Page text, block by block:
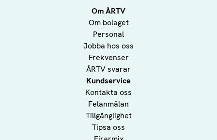
Om ÅRTV
Om bolaget
Personal
Jobba hos oss
Frekvenser
ÅRTV svarar
Kundservice
Kontakta oss
Felanmälan
Tillgänglighet
Tipsa oss